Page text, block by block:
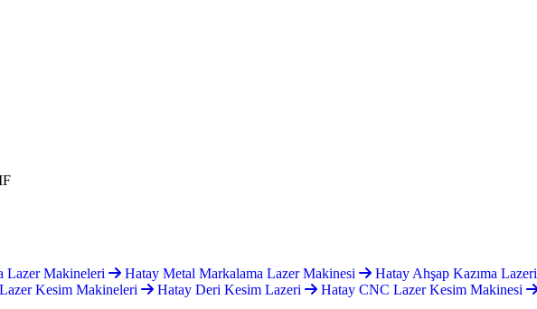
Lazer Makineleri Hatay Metal Markalama Lazer Makinesi Hatay Ahşap Kazıma Lazeri
Kesim Makineleri Hatay Deri Kesim Lazeri Hatay CNC Lazer Kesim Makinesi